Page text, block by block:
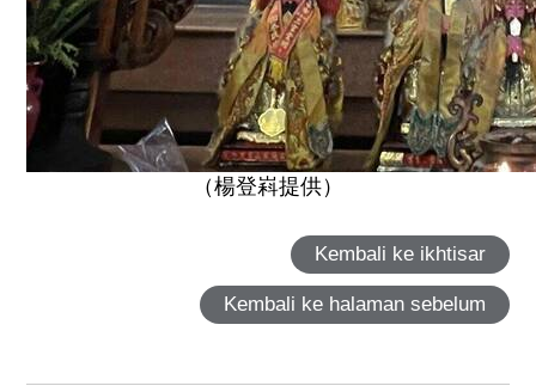
（楊登嵙提供）
Kembali ke ikhtisar
Kembali ke halaman sebelum